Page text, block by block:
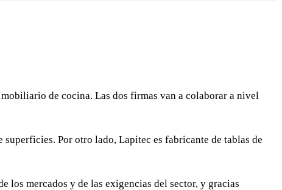
de cocina. Las dos firmas van a colaborar a nivel
Por otro lado, Lapitec es fabricante de tablas de
los mercados y de las exigencias del sector, y gracias